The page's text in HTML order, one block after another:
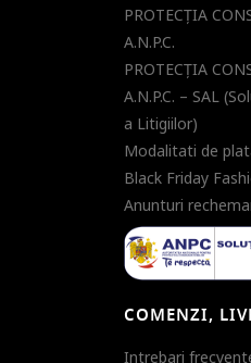
PROTECŢIA
A.N.P.C.
PROTECŢIA
A.N.P.C. – SAL
a Litigiilor)
Modalitati de
Black Friday
Anunturi
COMENZI,
Intrebari